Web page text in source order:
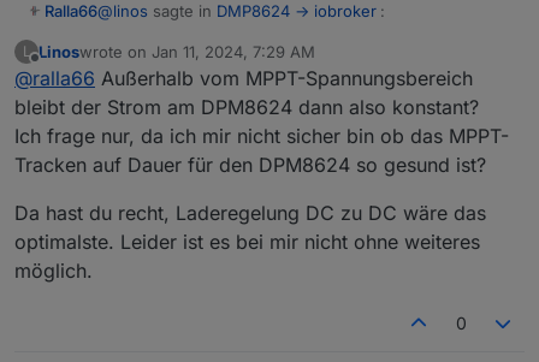
Ralla66@linos sagte in DMP8624 -> iobroker :
Mich würde interessieren wie die Tracker
ausserhalb ihres MPPT-Spannungsbereichs
Tun sie , hast nur eben einen schlechteren
Wirkungsgrad, laufen tut das aber.
Zu deinem Projekt, AC-Laderegelung ist zu überlegen
da die Verluste bei AC höher sind.
Zu deinen Wünschen, ja geht alles, Bedingung ist hier
Tasmota Scripting lernen.
L
Offline
Linoswrote on Jan 11, 2024, 7:29 AM
last edited by
@ralla66 Außerhalb vom MPPT-Spannungsbereich
bleibt der Strom am DPM8624 dann also konstant?
Ich frage nur, da ich mir nicht sicher bin ob das MPPT-
Tracken auf Dauer für den DPM8624 so gesund ist?
Da hast du recht, Laderegelung DC zu DC wäre das
optimalste. Leider ist es bei mir nicht ohne weiteres
möglich.
0